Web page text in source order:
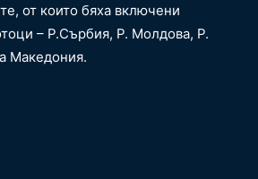
от които бяха включени
– Р.Сърбия, Р. Молдова, Р.
Македония.